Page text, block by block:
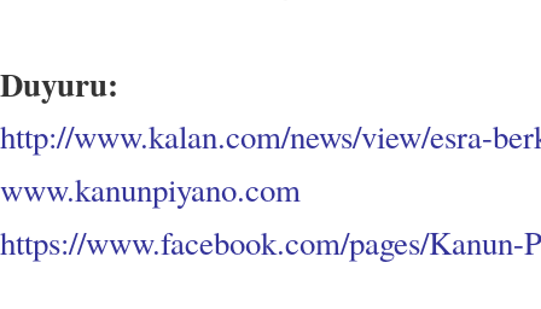
Duyuru:
http://www.kalan.com/news/view/esra-
www.kanunpiyano.com
https://www.facebook.com/pages/